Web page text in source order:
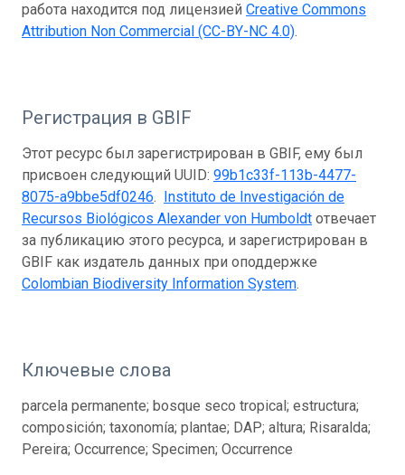
работа находится под лицензией Creative Commons
Attribution Non Commercial (CC-BY-NC 4.0).
Регистрация в GBIF
Этот ресурс был зарегистрирован в GBIF, ему был
присвоен следующий UUID: 99b1c33f-113b-4477-
8075-a9bbe5df0246. Instituto de Investigación de
Recursos Biológicos Alexander von Humboldt отвечает
за публикацию этого ресурса, и зарегистрирован в
GBIF как издатель данных при оподдержке
Colombian Biodiversity Information System.
Ключевые слова
parcela permanente; bosque seco tropical; estructura;
composición; taxonomía; plantae; DAP; altura; Risaralda;
Pereira; Occurrence; Specimen; Occurrence